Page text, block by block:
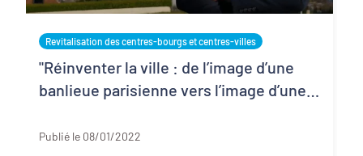
Revitalisation des centres-bourgs et centres-villes
"Réinventer la ville : de l’image d’une
banlieue parisienne vers l’image d’une
Laurent, maire de Mourenx (64)
Publié le 08/01/2022